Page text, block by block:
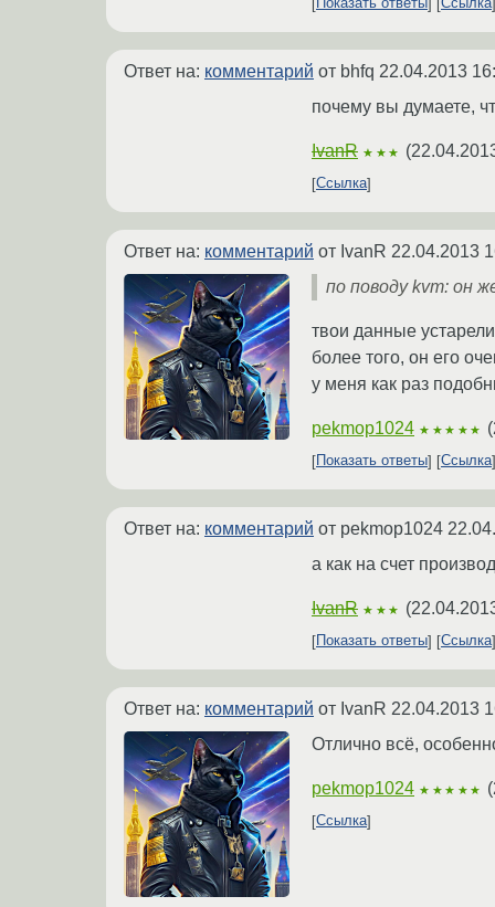
Показать ответы Ссылка
Ответ на: комментарий от bhfq 22.04.2013
почему вы думаете,
IvanR ★★★ (
Ссылка
Ответ на: комментарий от IvanR 22.04.2013
по поводу kvm: он
твои данные
более того, он его
у меня как раз
pekmop1024 ★★★★★ (
Показать ответы Ссылка
Ответ на: комментарий от pekmop1024
а как на счет
IvanR ★★★ (
Показать ответы Ссылка
Ответ на: комментарий от IvanR 22.04.2013
Отлично всё,
pekmop1024 ★★★★★ (
Ссылка